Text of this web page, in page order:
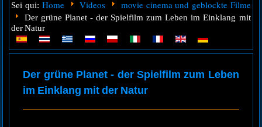
Sei qui: Home Videos movie cinema und geblockte Filme
Der grüne Planet - der Spielfilm zum Leben im Einklang mit
der Natur
Der grüne Planet - der Spielfilm zum Leben
im Einklang mit der Natur